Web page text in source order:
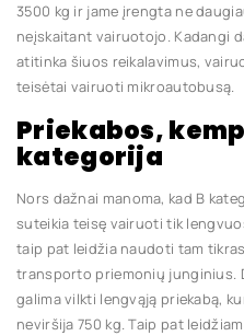
3500 kg ir jame įrengta ne
neįskaitant vairuotojo. Kadangi
atitinka šiuos reikalavimus,
teisėtai vairuoti mikroautobusą.
Priekabos,
kategorija
Nors dažnai manoma, kad B
suteikia teisę vairuoti tik
taip pat leidžia naudoti tam
transporto priemonių junginius.
galima vilkti lengvąją priekabą,
neviršija 750 kg. Taip pat